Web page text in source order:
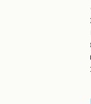
"campétoiles",
équipements à
tennis, ping-
pétanque,
découvrirez le
bâti et activité
moulins, balades